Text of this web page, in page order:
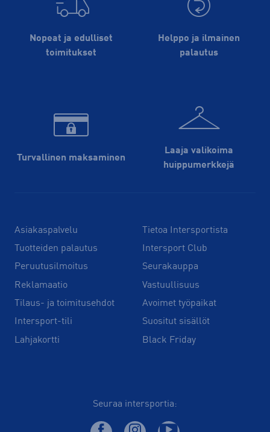
Nopeat ja edulliset
toimitukset
Helppo ja ilmainen
palautus
Turvallinen maksaminen
Laaja valikoima
huippu­merkkejä
Asiakaspalvelu
Tuotteiden palautus
Peruutusilmoitus
Reklamaatio
Tilaus- ja toimitusehdot
Intersport-tili
Lahjakortti
Tietoa Intersportista
Intersport Club
Seurakauppa
Vastuullisuus
Avoimet työpaikat
Suositut sisällöt
Black Friday
Seuraa intersportia: